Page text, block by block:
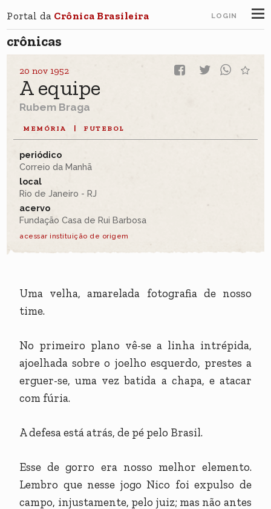
Portal da Crônica Brasileira LOGIN
crônicas
20 nov 1952
A equipe
Rubem Braga
MEMÓRIA FUTEBOL
periódico
Correio da Manhã
local
Rio de Janeiro - RJ
acervo
Fundação Casa de Rui Barbosa
acessar instituição de origem
Uma velha, amarelada fotografia de nosso
time.
No primeiro plano vê-se a linha intrépida,
ajoelhada sobre o joelho esquerdo, prestes a
erguer-se, uma vez batida a chapa, e atacar
com fúria.
A defesa está atrás, de pé pelo Brasil.
Esse de gorro era nosso melhor elemento.
Lembro que nesse jogo Nico foi expulso de
campo, injustamente, pelo juiz; mas não antes